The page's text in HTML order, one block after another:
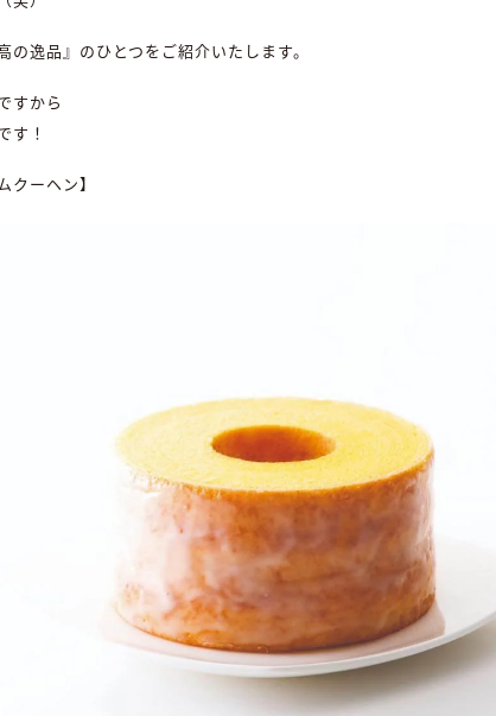
の逸品』のひとつをご紹介いたします。
すから
す！
クーヘン】